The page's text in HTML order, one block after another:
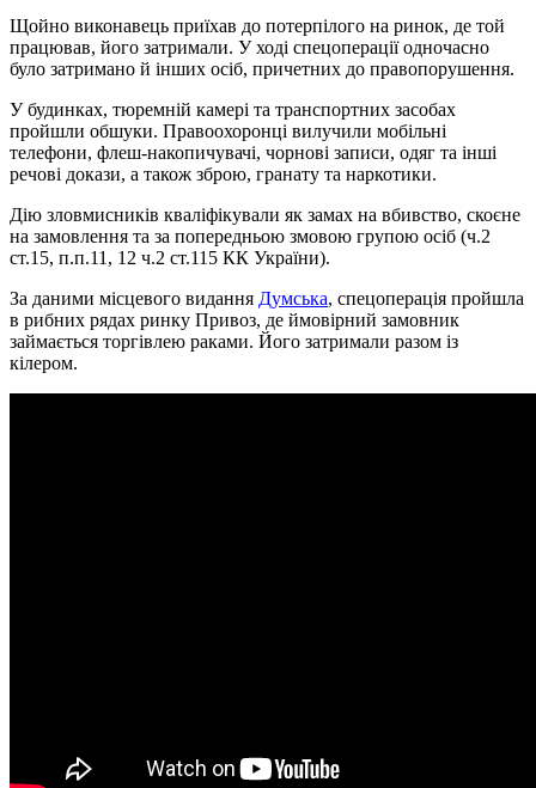
Щойно виконавець приїхав до потерпілого на ринок, де той
працював, його затримали. У ході спецоперації одночасно
було затримано й інших осіб, причетних до правопорушення.
У будинках, тюремній камері та транспортних засобах
пройшли обшуки. Правоохоронці вилучили мобільні
телефони, флеш-накопичувачі, чорнові записи, одяг та інші
речові докази, а також зброю, гранату та наркотики.
Дію зловмисників кваліфікували як замах на вбивство, скоєне
на замовлення та за попередньою змовою групою осіб (ч.2
ст.15, п.п.11, 12 ч.2 ст.115 КК України).
За даними місцевого видання Думська, спецоперація пройшла
в рибних рядах ринку Привоз, де ймовірний замовник
займається торгівлею раками. Його затримали разом із
кілером.